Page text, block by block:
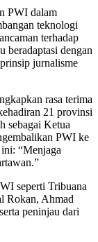
PWI dalam
teknologi
terhadap
beradaptasi dengan
jurnalisme
rasa terima
21 provinsi
sebagai Ketua
PWI ke
“Menjaga
seperti Tribuana
Rokan, Ahmad
peninjau dari